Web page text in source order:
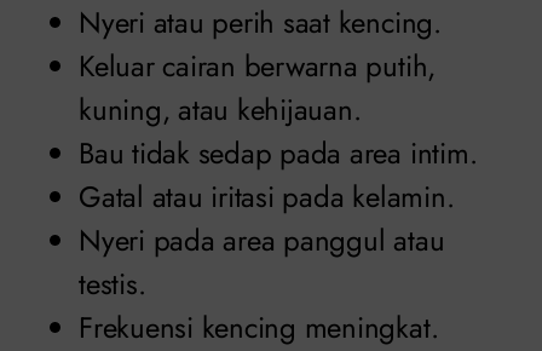
Nyeri atau perih saat kencing.
Keluar cairan berwarna putih,
kuning, atau kehijauan.
Bau tidak sedap pada area intim.
Gatal atau iritasi pada kelamin.
Nyeri pada area panggul atau
testis.
Frekuensi kencing meningkat.